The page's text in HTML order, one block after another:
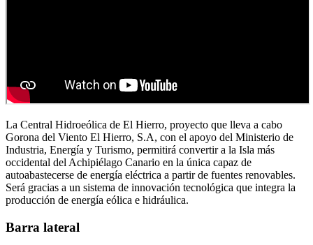
La Central Hidroeólica de El Hierro, proyecto que lleva a cabo
Gorona del Viento El Hierro, S.A, con el apoyo del Ministerio de
Industria, Energía y Turismo, permitirá convertir a la Isla más
occidental del Achipiélago Canario en la única capaz de
autoabastecerse de energía eléctrica a partir de fuentes renovables.
Será gracias a un sistema de innovación tecnológica que integra la
producción de energía eólica e hidráulica.
Barra lateral